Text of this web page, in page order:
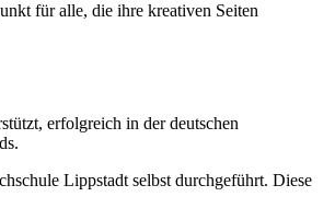
für alle, die ihre kreativen Seiten
erfolgreich in der deutschen
Lippstadt selbst durchgeführt. Diese